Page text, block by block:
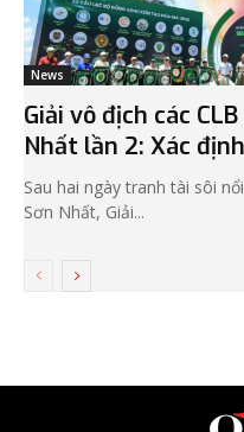
News
Giải vô địch các
Nhất lần 2: Xác
Sau hai ngày tranh tài sôi
Sơn Nhất, Giải...